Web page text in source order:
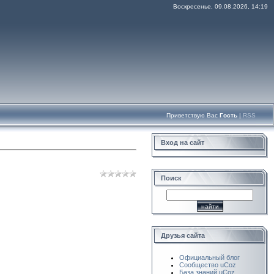
Воскресенье, 09.08.2026, 14:19
Приветствую Вас Гость | RSS
Вход на сайт
Поиск
Друзья сайта
Официальный блог
Сообщество uCoz
База знаний uCoz